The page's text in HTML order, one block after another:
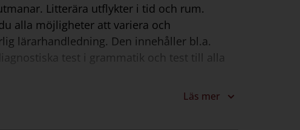
Litterära utflykter i tid och rum.
alla möjligheter att variera och
lärarhandledning. Den innehåller bl.a.
test i grammatik och test till alla
Läs mer